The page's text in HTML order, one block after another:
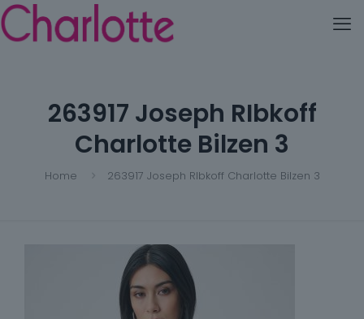
263917 Joseph RIbkoff
Charlotte Bilzen 3
Home 263917 Joseph RIbkoff Charlotte Bilzen 3